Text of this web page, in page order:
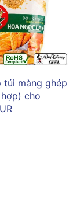
túi màng ghép
cho